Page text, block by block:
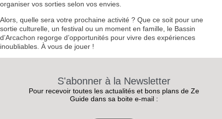
organiser vos sorties selon vos envies.
Alors, quelle sera votre prochaine activité ? Que ce soit pour une
sortie culturelle, un festival ou un moment en famille, le Bassin
d’Arcachon regorge d’opportunités pour vivre des expériences
inoubliables. À vous de jouer !
S'abonner à la Newsletter
Pour recevoir toutes les actualités et bons plans de Ze
Guide dans sa boite e-mail :